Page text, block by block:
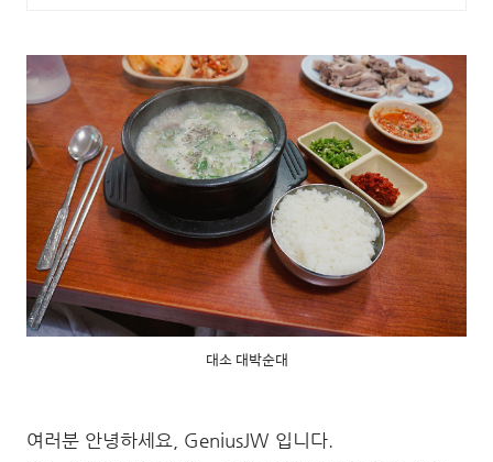
대소 대박순대
여러분 안녕하세요, GeniusJW 입니다.